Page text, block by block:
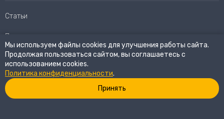
Статьи
Пользовательское соглашение
Карта сайта
eWay Market.Все права защищены
Мы используем файлы cookies для улучшения работы сайта.
Продолжая пользоваться сайтом, вы соглашаетесь с
использованием cookies.
Политика конфиденциальности.
Принять